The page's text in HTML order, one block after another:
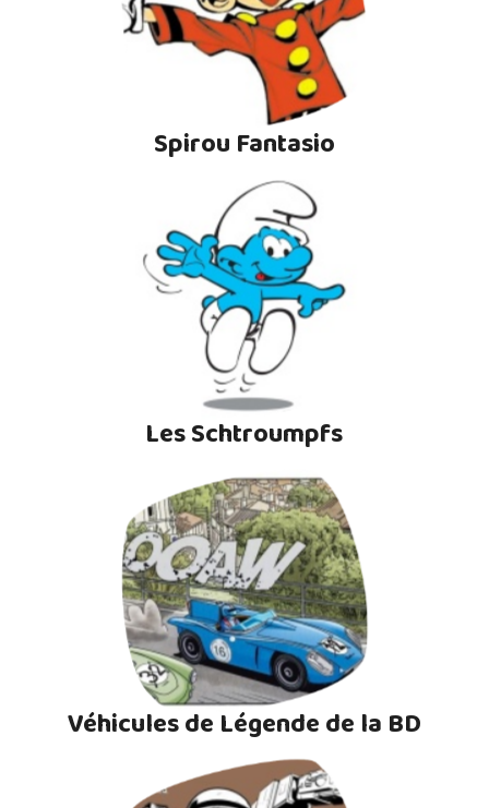
Spirou Fantasio
Les Schtroumpfs
Véhicules de Légende de la BD